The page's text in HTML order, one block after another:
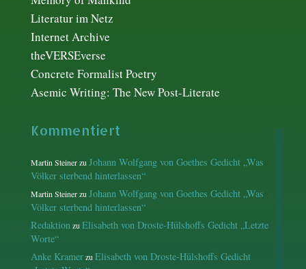
Literatur im Netz
Internet Archive
theVERSEverse
Concrete Formalist Poetry
Asemic Writing: The New Post-Literate
Kommentiert
Martin SteinerzuJohann Wolfgang von Goethes Gedicht „Was
Völker sterbend hinterlassen“
Martin SteinerzuJohann Wolfgang von Goethes Gedicht „Was
Völker sterbend hinterlassen“
RedaktionzuElisabeth von Droste-Hülshoffs Gedicht „Letzte
Worte“
Anke KramerzuElisabeth von Droste-Hülshoffs Gedicht